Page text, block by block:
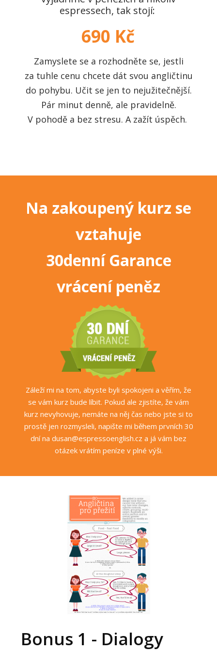
espressech, tak stojí:
690 Kč
Zamyslete se a rozhodněte se, jestli
za tuhle cenu chcete dát svou angličtinu
do pohybu. Učit se jen to nejužitečnější.
Pár minut denně, ale pravidelně.
V pohodě a bez stresu. A zažít úspěch.
Na zakoupený kurz se
vztahuje
30denní Garance
vrácení peněz
Záleží mi na tom, abyste byli spokojeni a věřím, že
se vám kurz bude líbit. Pokud ale zjistíte, že vám
kurz nevyhovuje, nemáte na něj čas nebo jste si to
prostě jen rozmysleli, napište mi během prvních 30
dní na dusan@espressoenglish.cz a já vám bez
otázek vrátím peníze v plné výši.
Bonus 1 - Dialogy